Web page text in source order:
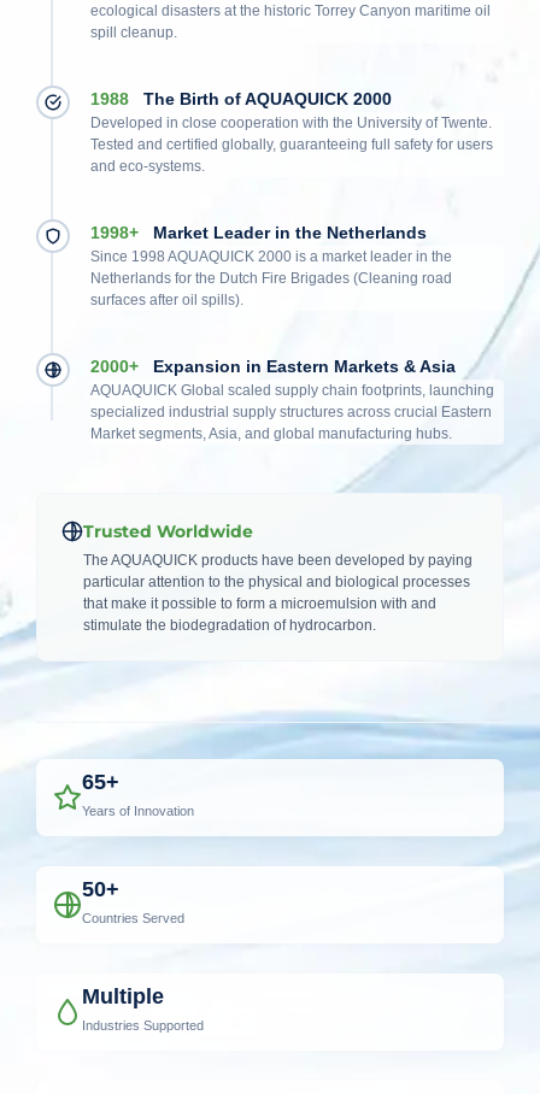
ecological disasters at the historic Torrey Canyon maritime oil
spill cleanup.
1988 The Birth of AQUAQUICK 2000
Developed in close cooperation with the University of Twente.
Tested and certified globally, guaranteeing full safety for users
and eco-systems.
1998+ Market Leader in the Netherlands
Since 1998 AQUAQUICK 2000 is a market leader in the
Netherlands for the Dutch Fire Brigades (Cleaning road
surfaces after oil spills).
2000+ Expansion in Eastern Markets & Asia
AQUAQUICK Global scaled supply chain footprints, launching
specialized industrial supply structures across crucial Eastern
Market segments, Asia, and global manufacturing hubs.
Trusted Worldwide
The AQUAQUICK products have been developed by paying
particular attention to the physical and biological processes
that make it possible to form a microemulsion with and
stimulate the biodegradation of hydrocarbon.
65+
Years of Innovation
50+
Countries Served
Multiple
Industries Supported